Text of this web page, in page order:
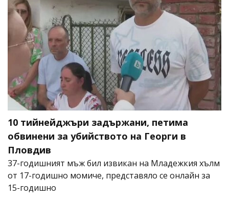
10 тийнейджъри задържани, петима
обвинени за убийството на Георги в
Пловдив
37-годишният мъж бил извикан на Младежкия хълм
от 17-годишно момиче, представяло се онлайн за
15-годишно